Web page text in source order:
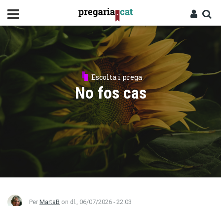
contingut
Cercador
Escolta i prega
No fos cas
Per MartaB on dl., 06/07/2026 - 22:03